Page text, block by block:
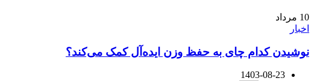
10 مرداد
اخبار
نوشیدن کدام چای به حفظ وزن ایده‌آل کمک می‌کند؟
1403-08-23